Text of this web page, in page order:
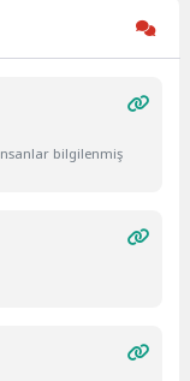
insanlar bilgilenmiş